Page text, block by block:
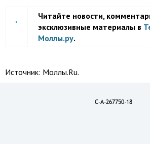
Читайте новости,
эксклюзивные материалы в
Моллы.ру.
Источник: Моллы.Ru.
C-A-267750-18